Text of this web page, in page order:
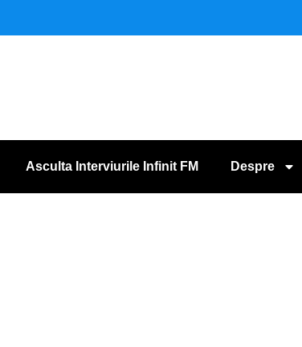
Asculta Interviurile Infinit FM Despre